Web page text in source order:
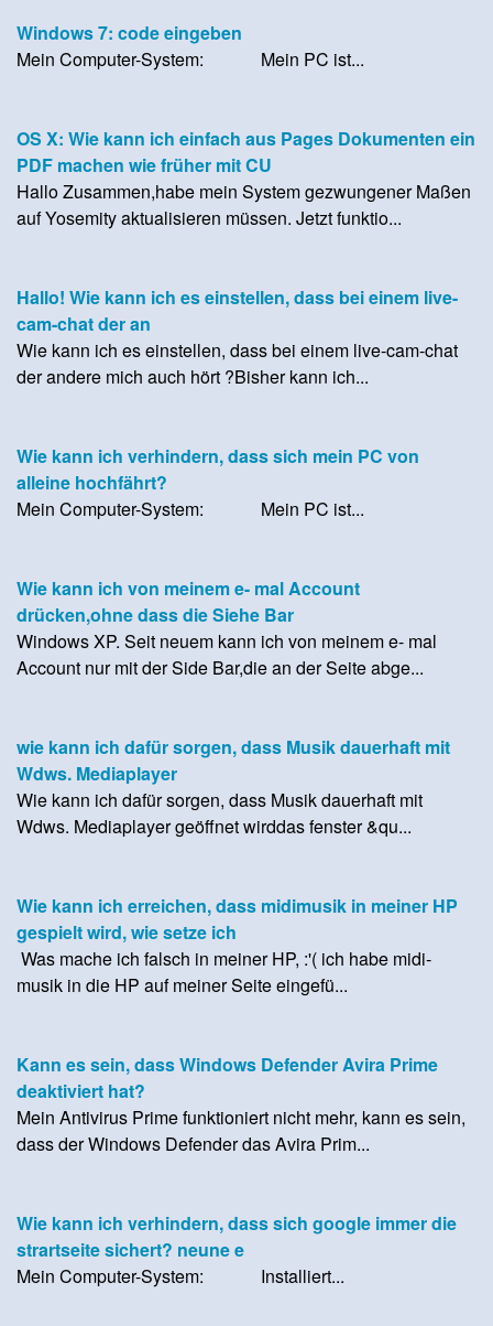
Windows 7: code eingeben
Mein Computer-System: Mein PC ist...
OS X: Wie kann ich einfach aus Pages Dokumenten ein
PDF machen wie früher mit CU
Hallo Zusammen,habe mein System gezwungener Maßen
auf Yosemity aktualisieren müssen. Jetzt funktio...
Hallo! Wie kann ich es einstellen, dass bei einem live-
cam-chat der an
Wie kann ich es einstellen, dass bei einem live-cam-chat
der andere mich auch hört ?Bisher kann ich...
Wie kann ich verhindern, dass sich mein PC von
alleine hochfährt?
Mein Computer-System: Mein PC ist...
Wie kann ich von meinem e- mal Account
drücken,ohne dass die Siehe Bar
Windows XP. Seit neuem kann ich von meinem e- mal
Account nur mit der Side Bar,die an der Seite abge...
wie kann ich dafür sorgen, dass Musik dauerhaft mit
Wdws. Mediaplayer
Wie kann ich dafür sorgen, dass Musik dauerhaft mit
Wdws. Mediaplayer geöffnet wirddas fenster &qu...
Wie kann ich erreichen, dass midimusik in meiner HP
gespielt wird, wie setze ich
Was mache ich falsch in meiner HP, :'( ich habe midi-
musik in die HP auf meiner Seite eingefü...
Kann es sein, dass Windows Defender Avira Prime
deaktiviert hat?
Mein Antivirus Prime funktioniert nicht mehr, kann es sein,
dass der Windows Defender das Avira Prim...
Wie kann ich verhindern, dass sich google immer die
strartseite sichert? neune e
Mein Computer-System: Installiert...